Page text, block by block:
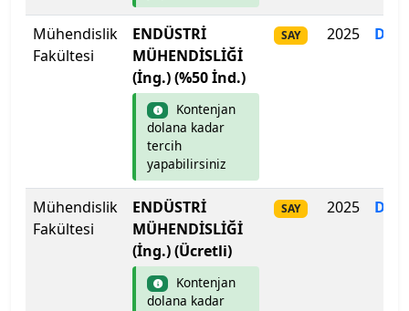
Mühendislik
Fakültesi
ENDÜSTRİ
MÜHENDİSLİĞİ
(İng.) (%50 İnd.)
Kontenjan
dolana kadar
tercih
yapabilirsiniz
SAY 2025
Mühendislik
Fakültesi
ENDÜSTRİ
MÜHENDİSLİĞİ
(İng.) (Ücretli)
Kontenjan
dolana kadar
SAY 2025